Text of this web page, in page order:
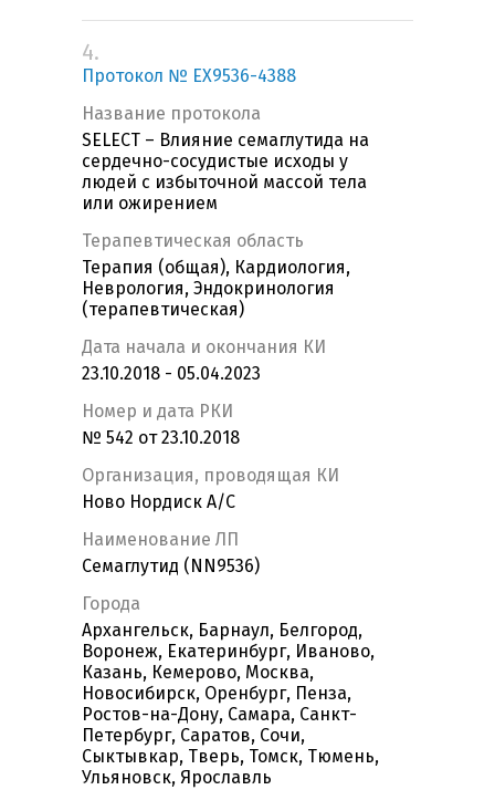
4.
Протокол № EX9536-4388
Название протокола
SELECT – Влияние семаглутида на
сердечно-сосудистые исходы у
людей с избыточной массой тела
или ожирением
Терапевтическая область
Терапия (общая), Кардиология,
Неврология, Эндокринология
(терапевтическая)
Дата начала и окончания КИ
23.10.2018 - 05.04.2023
Номер и дата РКИ
№ 542 от 23.10.2018
Организация, проводящая КИ
Ново Нордиск А/С
Наименование ЛП
Семаглутид (NN9536)
Города
Архангельск, Барнаул, Белгород,
Воронеж, Екатеринбург, Иваново,
Казань, Кемерово, Москва,
Новосибирск, Оренбург, Пенза,
Ростов-на-Дону, Самара, Санкт-
Петербург, Саратов, Сочи,
Сыктывкар, Тверь, Томск, Тюмень,
Ульяновск, Ярославль